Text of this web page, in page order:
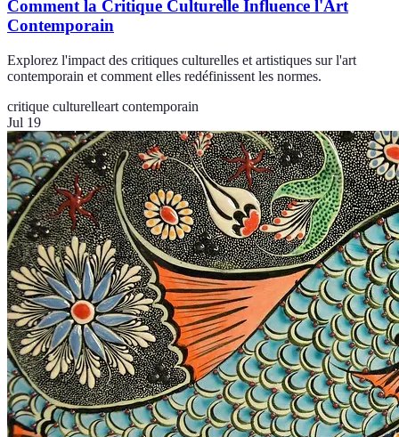
Comment la Critique Culturelle Influence l'Art
Contemporain
Explorez l'impact des critiques culturelles et artistiques sur l'art
contemporain et comment elles redéfinissent les normes.
critique culturelleart contemporain
Jul 19